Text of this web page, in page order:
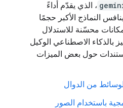
، الذي يقدّم أداءً
النماذج الأكبر حجمًا
محسّنة للاستدلال
بالذكاء الاصطناعي الوكيل
حول بعض الميزات
من الدوال
باستخدام الصور